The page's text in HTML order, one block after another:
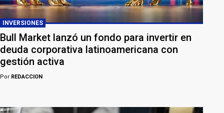
INVERSIONES
Bull Market lanzó un fondo para invertir en
deuda corporativa latinoamericana con
gestión activa
Por REDACCION